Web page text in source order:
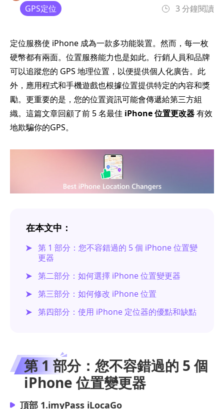
GPS定位
3 分鐘閱讀
定位服務使 iPhone 成為一款多功能裝置。然而，每一枚
硬幣都有兩面。位置服務能力也是如此。行銷人員和品牌
可以追蹤您的 GPS 地理位置，以便提供個人化廣告。此
外，應用程式和手機遊戲也根據位置提供特定的內容和獎
勵。更重要的是，您的位置資訊可能會傳遞給第三方組
織。這篇文章回顧了前 5 名最佳 iPhone 位置更改器有效
地欺騙你的GPS。
在本文中：
第 1 部分：您不容錯過的 5 個 iPhone 位置變
更器
第二部分：如何選擇 iPhone 位置變更器
第三部分：如何修改 iPhone 位置
第四部分：使用 iPhone 定位器的優點和缺點
第 1 部分：您不容錯過的 5 個
iPhone 位置變更器
頂部 1.imyPass iLocaGo